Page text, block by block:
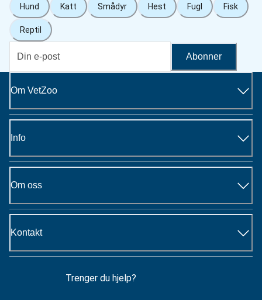
Hund Katt Smådyr Hest Fugl Fisk
Reptil
Abonner
Om VetZoo
Info
Om oss
Kontakt
Trenger du hjelp?